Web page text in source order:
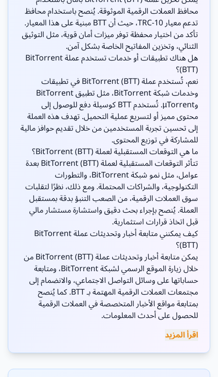
محافظ العملات الرقمية الموثوقة. يُنصح باستخدام محافظ
تدعم معيار TRC-10، حيث أن BTT مبنية على هذا المعيار.
تأكد من اختيار محفظة توفر ميزات أمان قوية، مثل التوثيق
الثنائي، وتخزين المفاتيح الخاصة بشكل آمن.
هل هناك تطبيقات أو خدمات تستخدم عملة BitTorrent
(BTT)؟
نعم، تُستخدم عملة BitTorrent (BTT) في تطبيقات
وخدمات شبكة BitTorrent، مثل تطبيق BitTorrent
وµTorrent. تُستخدم BTT كوسيلة دفع للوصول إلى
محتوى مميز أو لتسريع عملية التحميل. تهدف هذه العملة
إلى تحسين تجربة المستخدمين من خلال تقديم حوافز مالية
للمشاركة في توزيع المحتوى.
ما هي التوقعات المستقبلية لعملة BitTorrent (BTT)؟
تتأثر التوقعات المستقبلية لعملة BitTorrent (BTT) بعدة
عوامل، مثل نمو شبكة BitTorrent، والتطورات
التكنولوجية، والشراكات المحتملة. ومع ذلك، نظرًا لتقلبات
سوق العملات الرقمية، من الصعب التنبؤ بدقة بمستقبل
العملة. يُنصح بإجراء بحث دقيق واستشارة مستشار مالي
قبل اتخاذ قرارات استثمارية.
كيف يمكنني متابعة أخبار وتحديثات عملة BitTorrent
(BTT)؟
يمكن متابعة أخبار وتحديثات عملة BitTorrent (BTT) من
خلال زيارة الموقع الرسمي لشبكة BitTorrent، ومتابعة
حساباتها على وسائل التواصل الاجتماعي، والانضمام إلى
مجتمعات العملات الرقمية المهتمة بـ BTT. كما يُنصح
بمتابعة مواقع الأخبار المتخصصة في العملات الرقمية
للحصول على أحدث المعلومات.
اقرأ المزيد